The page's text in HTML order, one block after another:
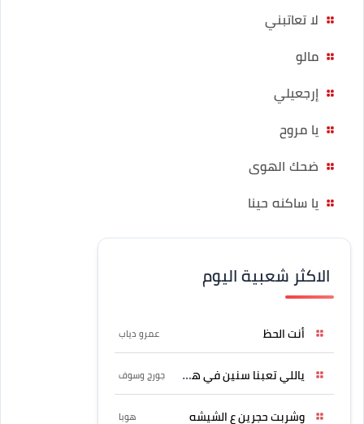
لا تعاتبني
مالو
إرجعيلي
يا مروح
ضحك الهوى
يا ساكنه حينا
الاكثر شعبية اليوم
أنت الحظ عمرو دياب
ياللي تعبنا سنين في هواه جورج وسوف
وشربت حجرين ع الشيشه هوبا